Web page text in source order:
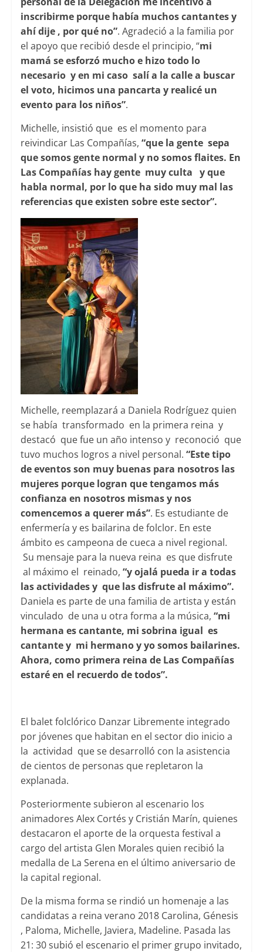
inscribirme porque había muchos cantantes y
ahí dije , por qué no”. Agradeció a la familia por
el apoyo que recibió desde el principio, “mi
mamá se esforzó mucho e hizo todo lo
necesario y en mi caso salí a la calle a buscar
el voto, hicimos una pancarta y realicé un
evento para los niños”.
Michelle, insistió que es el momento para
reivindicar Las Compañías, “que la gente sepa
que somos gente normal y no somos flaites. En
Las Compañías hay gente muy culta y que
habla normal, por lo que ha sido muy mal las
referencias que existen sobre este sector”.
Michelle, reemplazará a Daniela Rodríguez quien
se había transformado en la primera reina y
destacó que fue un año intenso y reconoció que
tuvo muchos logros a nivel personal. “Este tipo
de eventos son muy buenas para nosotros las
mujeres porque logran que tengamos más
confianza en nosotros mismas y nos
comencemos a querer más”. Es estudiante de
enfermería y es bailarina de folclor. En este
ámbito es campeona de cueca a nivel regional.
Su mensaje para la nueva reina es que disfrute
al máximo el reinado, “y ojalá pueda ir a todas
las actividades y que las disfrute al máximo”.
Daniela es parte de una familia de artista y están
vinculado de una u otra forma a la música, “mi
hermana es cantante, mi sobrina igual es
cantante y mi hermano y yo somos bailarines.
Ahora, como primera reina de Las Compañías
estaré en el recuerdo de todos”.
El balet folclórico Danzar Libremente integrado
por jóvenes que habitan en el sector dio inicio a
la actividad que se desarrolló con la asistencia
de cientos de personas que repletaron la
explanada.
Posteriormente subieron al escenario los
animadores Alex Cortés y Cristián Marín, quienes
destacaron el aporte de la orquesta festival a
cargo del artista Glen Morales quien recibió la
medalla de La Serena en el último aniversario de
la capital regional.
De la misma forma se rindió un homenaje a las
candidatas a reina verano 2018 Carolina, Génesis
, Paloma, Michelle, Javiera, Madeline. Pasada las
21: 30 subió el escenario el primer grupo invitado,